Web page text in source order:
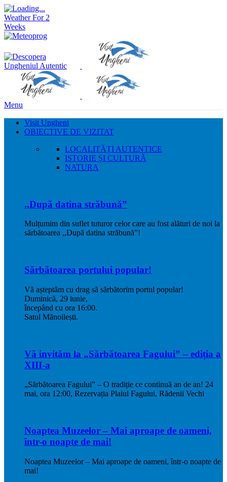
Weather For 2
Weeks
Menu
Visit Ungheni
OBIECTIVE DE VIZITAT
LOCALITĂȚI AUTENTICE
ISTORIE ȘI CULTURĂ
NATURA
,,După datina străbună”
Mulțumim din suflet tuturor celor care au fost alături de noi la
sărbătoarea ,,După datina străbună”!
Sărbătoarea portului popular!
Vă așteptăm cu drag să sărbătorim portul popular!
Duminică, 29 iunie,
începând cu ora 16:00.
Satul Mănoilești.
Vă invităm la „Sărbătoarea Fagului” – ediția a
XIII-a
„Sărbătoarea Fagului” – O tradiție ce continuă an de an! 24
mai, ora 12:00, Rezervația Plaiul Fagului, Rădenii Vechi
Noaptea Muzeelor – Mai aproape de oameni,
într-o noapte de mai!
Noaptea Muzeelor – Mai aproape de oameni, într-o noapte de
mai!